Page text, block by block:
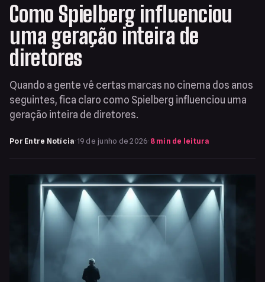
Como Spielberg influenciou
uma geração inteira de
diretores
Quando a gente vê certas marcas no cinema dos anos
seguintes, fica claro como Spielberg influenciou uma
geração inteira de diretores.
Por Entre Notícia· 19 de junho de 2026· 8 min de leitura